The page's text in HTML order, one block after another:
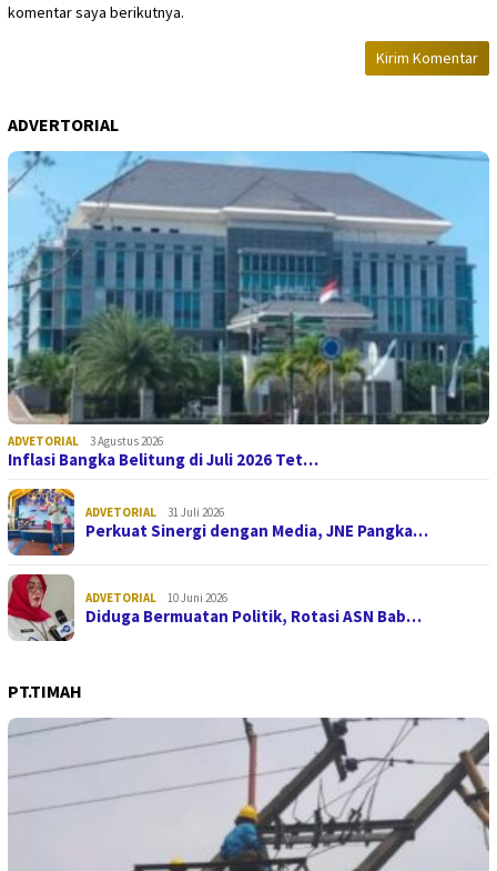
komentar saya berikutnya.
ADVERTORIAL
ADVETORIAL 3 Agustus 2026
Inflasi Bangka Belitung di Juli 2026 Tet…
ADVETORIAL 31 Juli 2026
Perkuat Sinergi dengan Media, JNE Pangka…
ADVETORIAL 10 Juni 2026
Diduga Bermuatan Politik, Rotasi ASN Bab…
PT.TIMAH